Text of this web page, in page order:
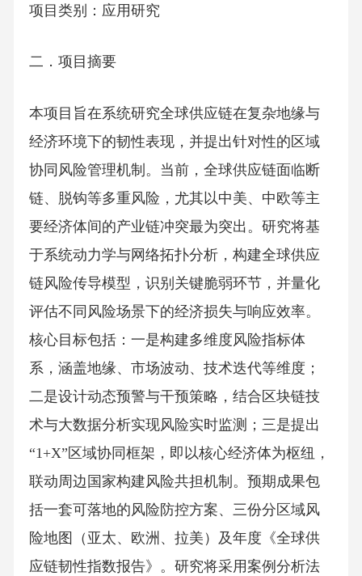
项目类别：应用研究
二．项目摘要
本项目旨在系统研究全球供应链在复杂地缘与
经济环境下的韧性表现，并提出针对性的区域
协同风险管理机制。当前，全球供应链面临断
链、脱钩等多重风险，尤其以中美、中欧等主
要经济体间的产业链冲突最为突出。研究将基
于系统动力学与网络拓扑分析，构建全球供应
链风险传导模型，识别关键脆弱环节，并量化
评估不同风险场景下的经济损失与响应效率。
核心目标包括：一是构建多维度风险指标体
系，涵盖地缘、市场波动、技术迭代等维度；
二是设计动态预警与干预策略，结合区块链技
术与大数据分析实现风险实时监测；三是提出
“1+X”区域协同框架，即以核心经济体为枢纽，
联动周边国家构建风险共担机制。预期成果包
括一套可落地的风险防控方案、三份分区域风
险地图（亚太、欧洲、拉美）及年度《全球供
应链韧性指数报告》。研究将采用案例分析法